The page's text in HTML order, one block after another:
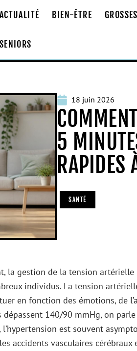
ACTUALITÉ BIEN-ÊTRE
SENIORS
18 juin 2026
5
RAPIDES
SANTÉ
la gestion de la tension artérielle
individus. La tension
en fonction des émotions, de
140/90 mmHg, on
est souvent
accidents vasculaires cérébraux